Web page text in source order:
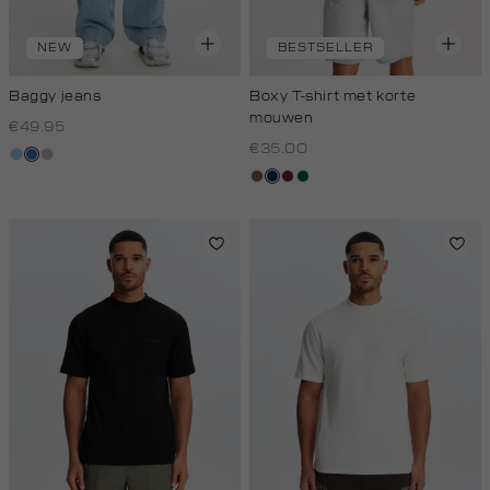
NEW
Baggy jeans
€49.95
blauw,
blauw,
grijs,
BESTSELLER
Boxy T-shirt met korte
mouwen
€35.00
lichtbruin
donkerblauw
bordeaux
donkergroen